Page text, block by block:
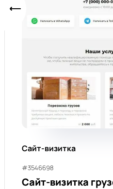
Сайт-визитка
#3546698
Сайт-визитка